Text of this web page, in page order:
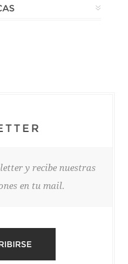
y recibe nuestras
en tu mail.